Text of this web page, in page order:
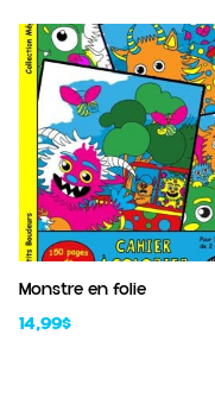
plus
au
plus
Monstre en folie
14,99$